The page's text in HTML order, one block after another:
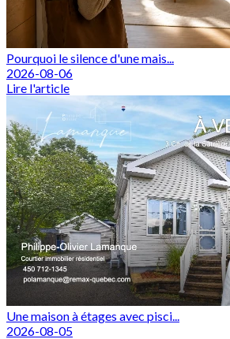
Pourquoi le silence d'une mais...
2026-08-06
Lire l'article
Une maison à étages avec pisci...
2026-08-05